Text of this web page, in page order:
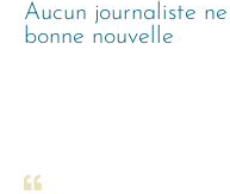
Aucun journaliste
bonne nouvelle